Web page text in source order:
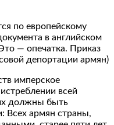
по европейскому
в английском
— опечатка. Приказ
депортации армян)
имперское
всей
должны быть
Всех армян страны,